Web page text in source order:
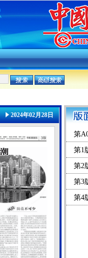
2024年02月28日
第
第1
第2
第3
第4